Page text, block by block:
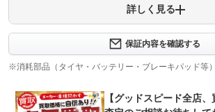
上限金額 -
詳しく見る
保証内容を確認する
※消耗部品（タイヤ・バッテリー・ブレーキパッド等
【グッドスピード全店